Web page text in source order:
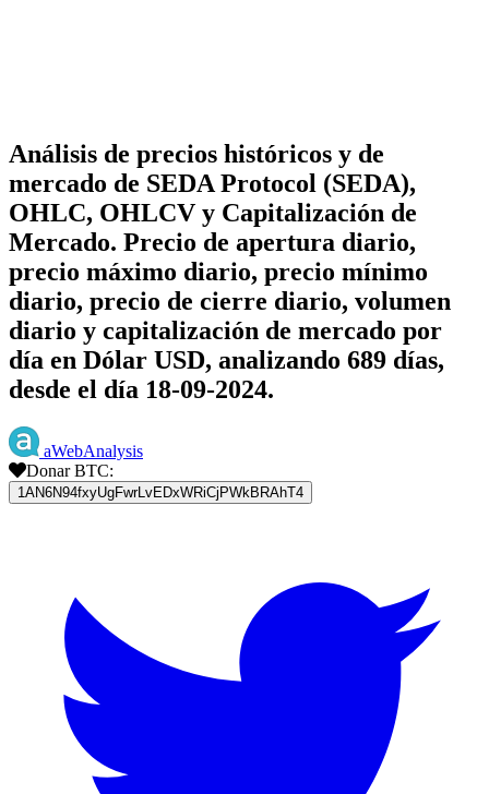
Análisis de precios históricos y de
mercado de SEDA Protocol (SEDA),
OHLC, OHLCV y Capitalización de
Mercado. Precio de apertura diario,
precio máximo diario, precio mínimo
diario, precio de cierre diario, volumen
diario y capitalización de mercado por
día en Dólar USD, analizando 689 días,
desde el día 18-09-2024.
aWebAnalysis
Donar BTC:
1AN6N94fxyUgFwrLvEDxWRiCjPWkBRAhT4